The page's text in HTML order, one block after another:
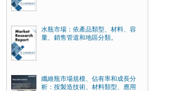
水瓶市場：依產品類型、材料、容
量、銷售管道和地區分類。
纖維瓶市場規模、佔有率和成長分
析：按製造技術、材料類型、應用